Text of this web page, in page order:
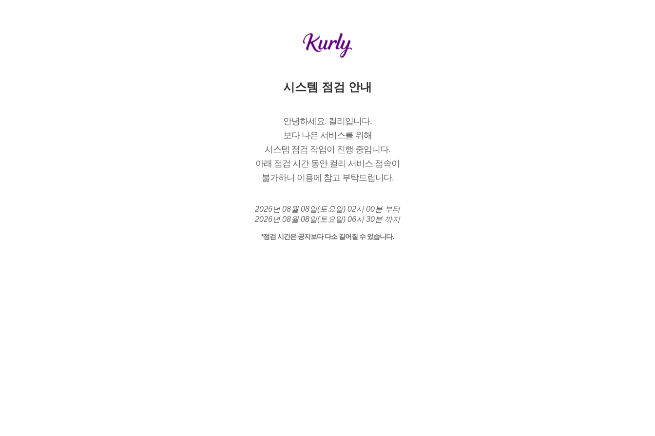
시스템 점검 안내
안녕하세요. 컬리입니다.
보다 나은 서비스를 위해
시스템 점검 작업이 진행 중입니다.
아래 점검 시간 동안 컬리 서비스 접속이
불가하니 이용에 참고 부탁드립니다.
2026년 08월 08일(토요일) 02시 00분 부터
2026년 08월 08일(토요일) 06시 30분 까지
*점검 시간은 공지보다 다소 길어질 수 있습니다.